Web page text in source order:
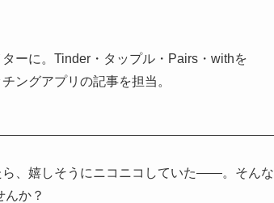
ーに。Tinder・タップル・Pairs・withを
ングアプリの記事を担当。
ら、嬉しそうにニコニコしていた――。そんな
んか？